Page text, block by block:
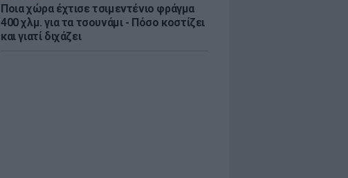
Ποια χώρα έχτισε τσιμεντένιο φράγμα
400 χλμ. για τα τσουνάμι - Πόσο κοστίζει
και γιατί διχάζει